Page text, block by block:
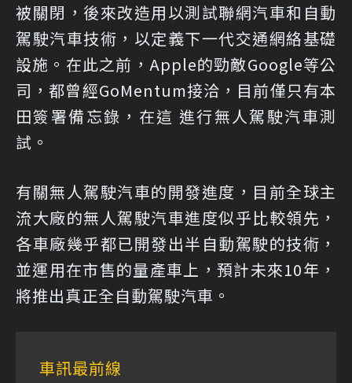
被關閉，後來改造用以測試聯網汽車和自動
駕駛汽車技術，以定義下一代交通網絡基礎
設施。在此之前，Apple的勁敵Google等公
司，都曾經GoMentum接洽，目前僅只有本
田簽署備忘錄，在這 進行無人駕駛汽車測
試。
有關無人駕駛汽車的開發進度，目前全球主
流大廠的無人駕駛汽車進度似乎比較領先，
各車廠幾乎都已開發出半自動駕駛的技術，
並運用在市售的量產車上，預計未來10年，
將推出真正全自動駕駛汽車。
車訊最前線